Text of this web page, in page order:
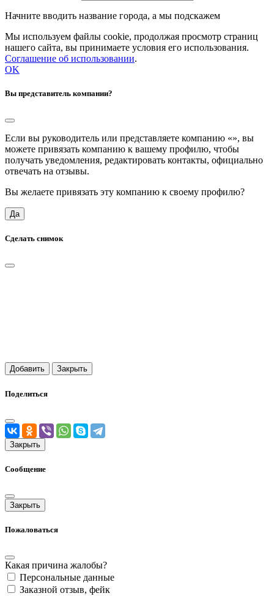
Начните вводить название города, а мы подскажем
Мы используем файлы cookie, продолжая просмотр страниц
нашего сайта, вы принимаете условия его использования.
Соглашение об использовании.
OK
Вы представитель компании?
Если вы руководитель или представляете компанию «», вы
можете привязать компанию к вашему профилю, чтобы
получать уведомления, редактировать контакты, официально
отвечать на отзывы.
Вы желаете привязать эту компанию к своему профилю?
Да
Сделать снимок
Добавить Закрыть
Поделиться
Закрыть
Сообщение
Закрыть
Пожаловаться
Какая причина жалобы?
Персональные данные
Заказной отзыв, фейк